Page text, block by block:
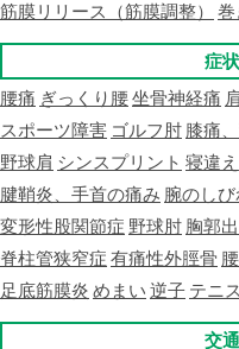
筋膜リリース（筋膜調整）
巻
症
腰痛 ぎっくり腰坐骨神経痛
スポーツ障害 ゴルフ肘 膝痛
野球肩 シンスプリント 寝違え
腱鞘炎、手首の痛み 腕のしび
変形性股関節症 野球肘 胸郭
脊柱管狭窄症 有痛性外脛骨
足底筋膜炎 めまい 逆子 テニ
交